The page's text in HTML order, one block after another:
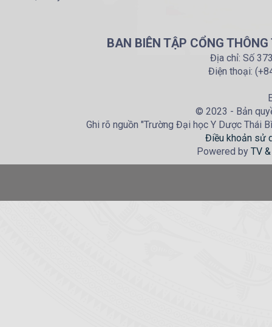
BAN BIÊN TẬP CỔNG
Địa chỉ: Số
Điện thoại:
© 2023 - Bản
Ghi rõ nguồn "Trường Đại học Y Dược Thái
Điều khoản sử
Powered by TV